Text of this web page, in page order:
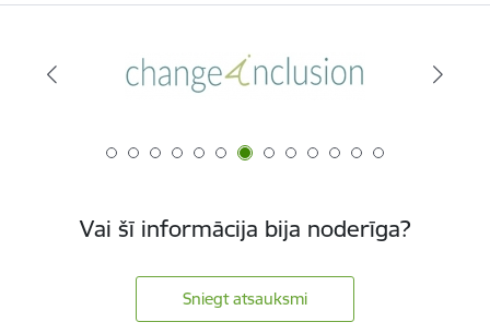
Vai šī informācija bija noderīga?
Sniegt atsauksmi